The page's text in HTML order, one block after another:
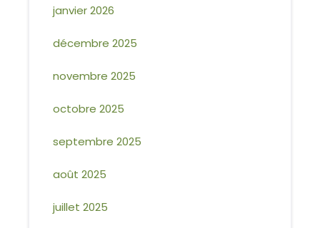
janvier 2026
décembre 2025
novembre 2025
octobre 2025
septembre 2025
août 2025
juillet 2025